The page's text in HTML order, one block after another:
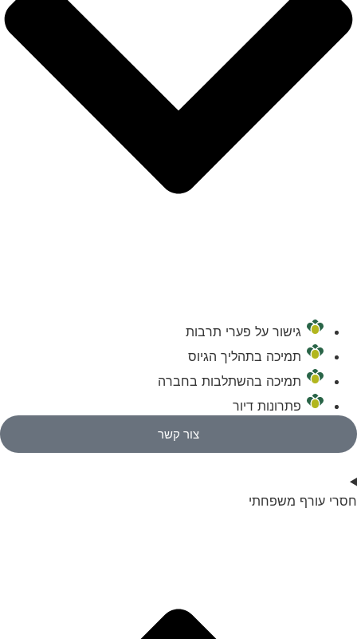
גישור על פערי תרבות
תמיכה בתהליך הגיוס
תמיכה בהשתלבות בחברה
פתרונות דיור
צור קשר
חסרי עורף משפחתי